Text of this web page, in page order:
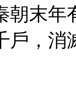
朝末年
戶，